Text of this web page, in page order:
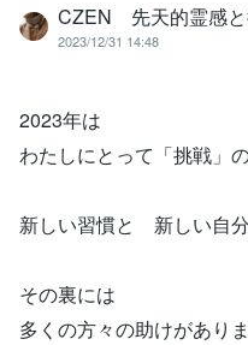
CZEN 先天的霊感と
2023/12/31 14:48
2023年は
わたしにとって「挑戦」の
新しい習慣と 新しい自
その裏には
多くの方々の助けがありま